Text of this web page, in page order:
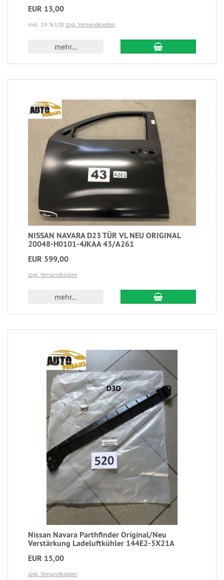
EUR 13,00
inkl. 19 % USt zzgl. Versandkosten
mehr...
NISSAN NAVARA D23 TÜR VL NEU ORIGINAL
20048-H0101-4JKAA 43/A261
EUR 599,00
zzgl. Versandkosten
mehr...
Nissan Navara Parthfinder Original/Neu
Verstärkung Ladeluftkühler 144E2-5X21A
EUR 15,00
zzgl. Versandkosten